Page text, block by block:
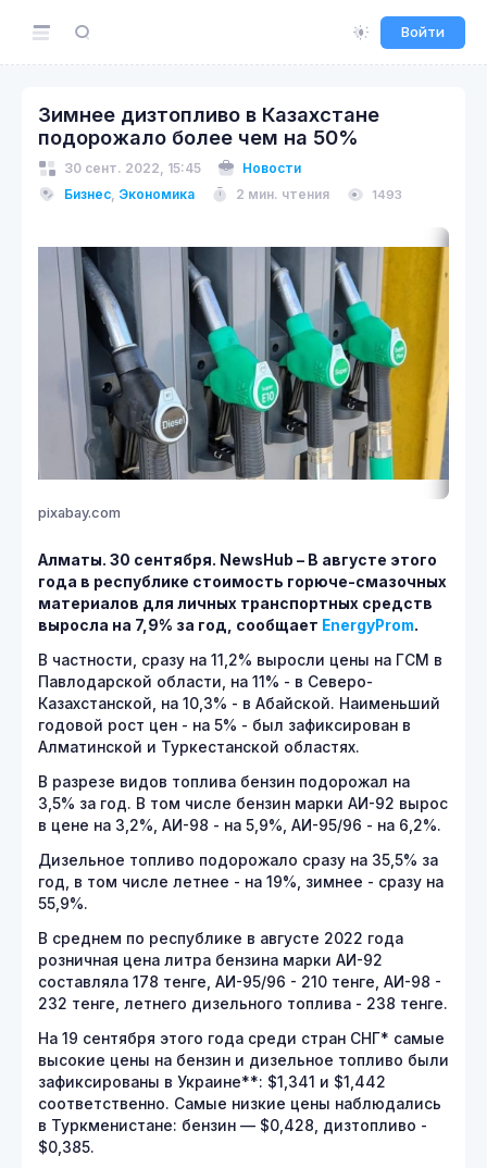
Войти
Зимнее дизтопливо в Казахстане
подорожало более чем на 50%
30 сент. 2022, 15:45
Новости
Бизнес, Экономика 2 мин. чтения 1493
pixabay.com
Алматы. 30 сентября. NewsHub – В августе этого
года в республике стоимость горюче-смазочных
материалов для личных транспортных средств
выросла на 7,9% за год, сообщает EnergyProm.
В частности, сразу на 11,2% выросли цены на ГСМ в
Павлодарской области, на 11% - в Северо-
Казахстанской, на 10,3% - в Абайской. Наименьший
годовой рост цен - на 5% - был зафиксирован в
Алматинской и Туркестанской областях.
В разрезе видов топлива бензин подорожал на
3,5% за год. В том числе бензин марки АИ-92 вырос
в цене на 3,2%, АИ-98 - на 5,9%, АИ-95/96 - на 6,2%.
Дизельное топливо подорожало сразу на 35,5% за
год, в том числе летнее - на 19%, зимнее - сразу на
55,9%.
В среднем по республике в августе 2022 года
розничная цена литра бензина марки АИ-92
составляла 178 тенге, АИ-95/96 - 210 тенге, АИ-98 -
232 тенге, летнего дизельного топлива - 238 тенге.
На 19 сентября этого года среди стран СНГ* самые
высокие цены на бензин и дизельное топливо были
зафиксированы в Украине**: $1,341 и $1,442
соответственно. Самые низкие цены наблюдались
в Туркменистане: бензин — $0,428, дизтопливо -
$0,385.